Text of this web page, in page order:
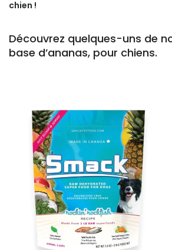
chien !
Découvrez quelques-uns de
base d’ananas, pour chiens.